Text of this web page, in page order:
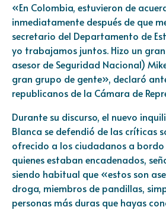
«En Colombia, estuvieron de
inmediatamente después de que
secretario del Departamento de
yo trabajamos juntos. Hizo un
asesor de Seguridad Nacional)
gran grupo de gente», declaró
republicanos de la Cámara de
Durante su discurso, el nuevo
Blanca se defendió de las críticas
ofrecido a los ciudadanos a bordo
quienes estaban encadenados,
siendo habitual que «estos son
droga, miembros de pandillas,
personas más duras que hayas